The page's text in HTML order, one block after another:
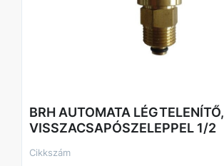
BRH AUTOMATA LÉGTELENÍTŐ,
VISSZACSAPÓSZELEPPEL 1/2
Cikkszám